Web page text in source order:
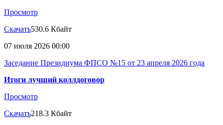
Просмотр
Скачать530.6 Кбайт
07 июля 2026 00:00
Заседание Президиума ФПСО №15 от 23 апреля 2026 года
Итоги лучший коллдоговор
Просмотр
Скачать218.3 Кбайт